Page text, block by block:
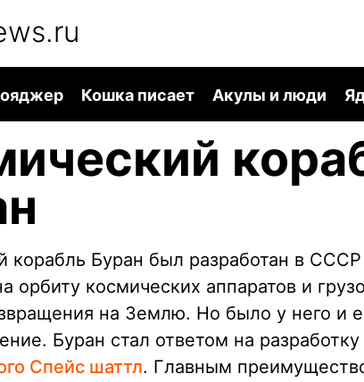
Кошка писает Акулы и люди
корабль Буран был разработан в
орбиту космических аппаратов и
на Землю. Но было у него и
Буран стал ответом на разработку
Спейс шаттл. Главным